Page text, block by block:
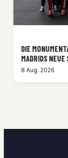
DIE
MADRIDS
8 Aug. 2026